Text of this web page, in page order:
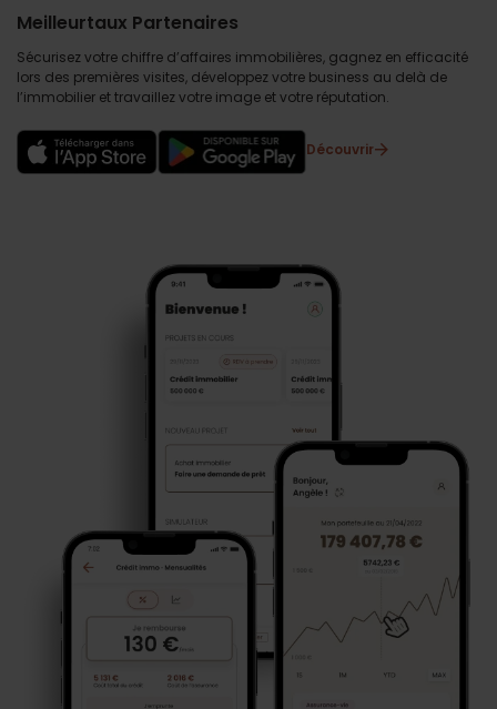
Meilleurtaux Partenaires
Sécurisez votre chiffre d’affaires immobilières, gagnez en efficacité
lors des premières visites, développez votre business au delà de
l’immobilier et travaillez votre image et votre réputation.
Découvrir